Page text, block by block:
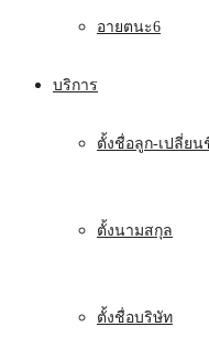
อายตนะ6
บริการ
ตั้งชื่อลูก-เปลี่ยน
ตั้งนามสกุล
ตั้งชื่อบริษัท